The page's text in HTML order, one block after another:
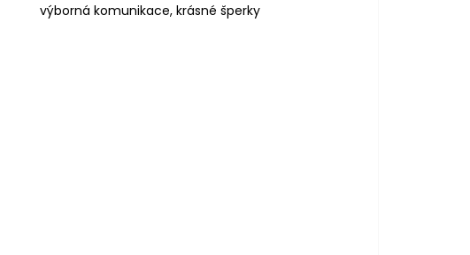
výborná komunikace, krásné šperky